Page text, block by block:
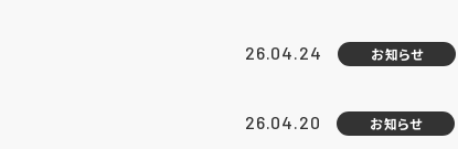
26.04.24 お知らせ
26.04.20 お知らせ